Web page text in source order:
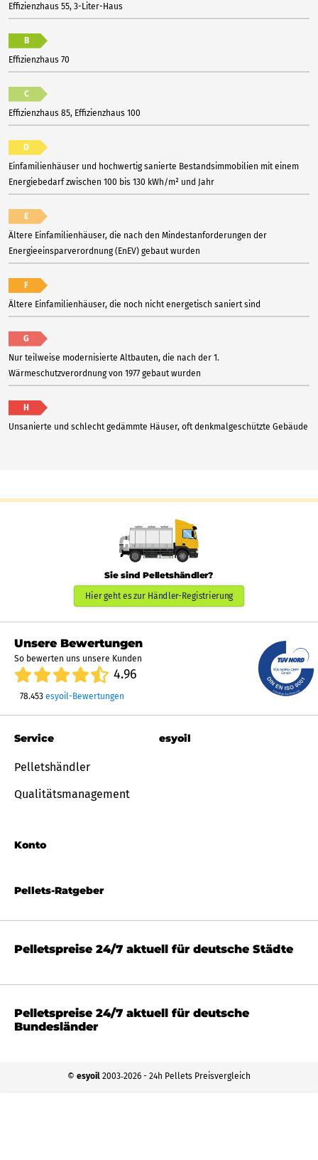
Effizienzhaus 55, 3-Liter-Haus
B
Effizienzhaus 70
C
Effizienzhaus 85, Effizienzhaus 100
D
Einfamilienhäuser und hochwertig sanierte Bestandsimmobilien mit einem
Energiebedarf zwischen 100 bis 130 kWh/m² und Jahr
E
Ältere Einfamilienhäuser, die nach den Mindestanforderungen der
Energieeinsparverordnung (EnEV) gebaut wurden
F
Ältere Einfamilienhäuser, die noch nicht energetisch saniert sind
G
Nur teilweise modernisierte Altbauten, die nach der 1.
Wärmeschutzverordnung von 1977 gebaut wurden
H
Unsanierte und schlecht gedämmte Häuser, oft denkmalgeschützte Gebäude
Sie sind Pelletshändler?
Hier geht es zur Händler-Registrierung
Unsere Bewertungen
So bewerten uns unsere Kunden
4.96
78.453 esyoil-Bewertungen
Pellets-Ratgeber
Service
Pelletshändler
Qualitätsmanagement
Konto
esyoil
Pelletspreise 24/7 aktuell für deutsche Städte
Pelletspreise 24/7 aktuell für deutsche
Bundesländer
© esyoil 2003‐2026 - 24h Pellets Preisvergleich